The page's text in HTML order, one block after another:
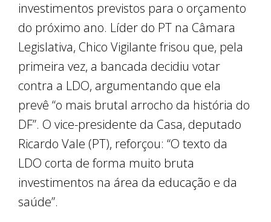
investimentos previstos para o orçamento
do próximo ano. Líder do PT na Câmara
Legislativa, Chico Vigilante frisou que, pela
primeira vez, a bancada decidiu votar
contra a LDO, argumentando que ela
prevê “o mais brutal arrocho da história do
DF”. O vice-presidente da Casa, deputado
Ricardo Vale (PT), reforçou: “O texto da
LDO corta de forma muito bruta
investimentos na área da educação e da
saúde”.